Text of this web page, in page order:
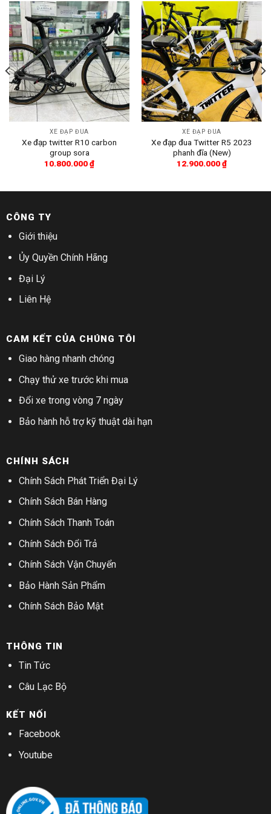
XE ĐẠP ĐUA
Xe đạp twitter R10 carbon
group sora
10.800.000₫
XE ĐẠP ĐUA
Xe đạp đua Twitter R5 2023
phanh đĩa (New)
12.900.000₫
CÔNG TY
Giới thiệu
Ủy Quyền Chính Hãng
Đại Lý
Liên Hệ
CAM KẾT CỦA CHÚNG TÔI
Giao hàng nhanh chóng
Chạy thử xe trước khi mua
Đổi xe trong vòng 7 ngày
Bảo hành hỗ trợ kỹ thuật dài hạn
CHÍNH SÁCH
Chính Sách Phát Triển Đại Lý
Chính Sách Bán Hàng
Chính Sách Thanh Toán
Chính Sách Đổi Trả
Chính Sách Vận Chuyển
Bảo Hành Sản Phẩm
Chính Sách Bảo Mật
THÔNG TIN
Tin Tức
Câu Lạc Bộ
KẾT NỐI
Facebook
Youtube